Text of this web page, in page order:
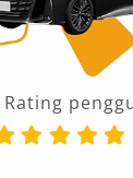
Rating